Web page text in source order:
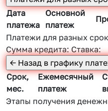
Дата
платежа
Основной
платеж
Платежи для разных
Сумма кредита:Ставка:
Срок,
мес.
Ежемесячный
платеж
Этапы получения